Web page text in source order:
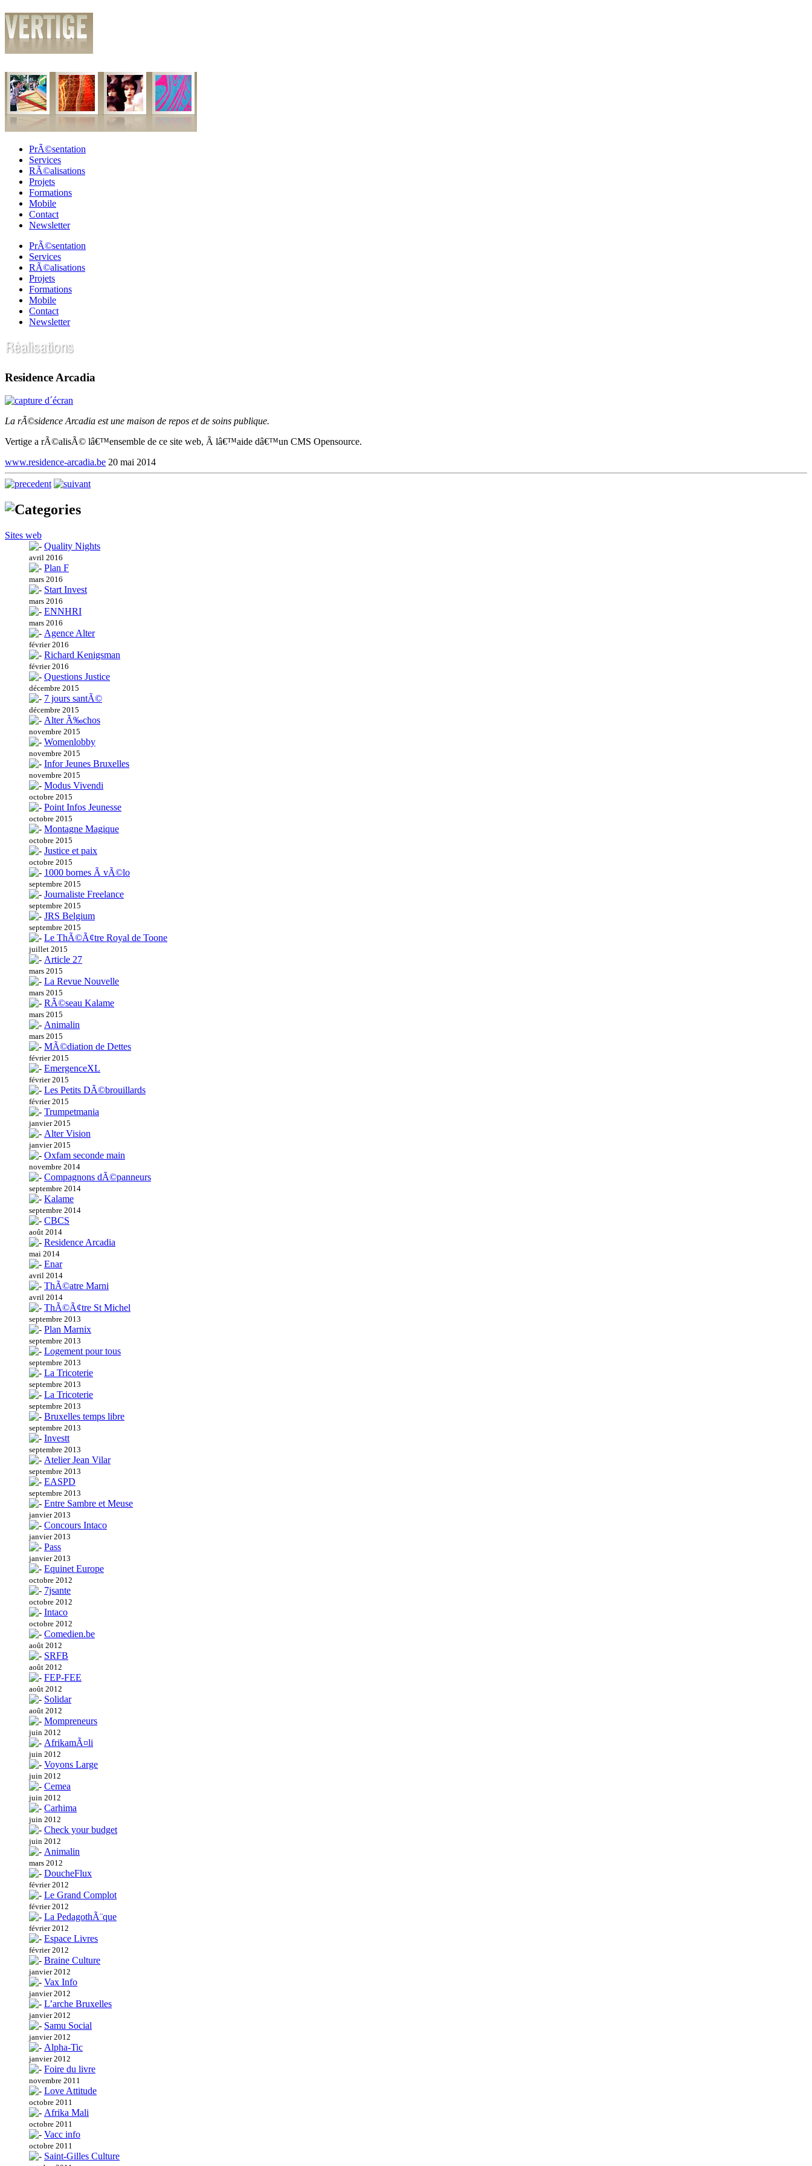
PrÃ©sentation
Services
RÃ©alisations
Projets
Formations
Mobile
Contact
Newsletter
PrÃ©sentation
Services
RÃ©alisations
Projets
Formations
Mobile
Contact
Newsletter
Residence Arcadia
La rÃ©sidence Arcadia est une maison de repos et de soins publique.
Vertige a rÃ©alisÃ© lâ€™ensemble de ce site web, Ã lâ€™aide dâ€™un CMS Opensource.
www.residence-arcadia.be 20 mai 2014
Sites web
Quality Nights
avril 2016
Plan F
mars 2016
Start Invest
mars 2016
ENNHRI
mars 2016
Agence Alter
février 2016
Richard Kenigsman
février 2016
Questions Justice
décembre 2015
7 jours santÃ©
décembre 2015
Alter Ã‰chos
novembre 2015
Womenlobby
novembre 2015
Infor Jeunes Bruxelles
novembre 2015
Modus Vivendi
octobre 2015
Point Infos Jeunesse
octobre 2015
Montagne Magique
octobre 2015
Justice et paix
octobre 2015
1000 bornes Ã vÃ©lo
septembre 2015
Journaliste Freelance
septembre 2015
JRS Belgium
septembre 2015
Le ThÃ©Ã¢tre Royal de Toone
juillet 2015
Article 27
mars 2015
La Revue Nouvelle
mars 2015
RÃ©seau Kalame
mars 2015
Animalin
mars 2015
MÃ©diation de Dettes
février 2015
EmergenceXL
février 2015
Les Petits DÃ©brouillards
février 2015
Trumpetmania
janvier 2015
Alter Vision
janvier 2015
Oxfam seconde main
novembre 2014
Compagnons dÃ©panneurs
septembre 2014
Kalame
septembre 2014
CBCS
août 2014
Residence Arcadia
mai 2014
Enar
avril 2014
ThÃ©atre Marni
avril 2014
ThÃ©Ã¢tre St Michel
septembre 2013
Plan Marnix
septembre 2013
Logement pour tous
septembre 2013
La Tricoterie
septembre 2013
La Tricoterie
septembre 2013
Bruxelles temps libre
septembre 2013
Investt
septembre 2013
Atelier Jean Vilar
septembre 2013
EASPD
septembre 2013
Entre Sambre et Meuse
janvier 2013
Concours Intaco
janvier 2013
Pass
janvier 2013
Equinet Europe
octobre 2012
7jsante
octobre 2012
Intaco
octobre 2012
Comedien.be
août 2012
SRFB
août 2012
FEP-FEE
août 2012
Solidar
août 2012
Mompreneurs
juin 2012
AfrikamÃ¤li
juin 2012
Voyons Large
juin 2012
Cemea
juin 2012
Carhima
juin 2012
Check your budget
juin 2012
Animalin
mars 2012
DoucheFlux
février 2012
Le Grand Complot
février 2012
La PedagothÃ¨que
février 2012
Espace Livres
février 2012
Braine Culture
janvier 2012
Vax Info
janvier 2012
L’arche Bruxelles
janvier 2012
Samu Social
janvier 2012
Alpha-Tic
janvier 2012
Foire du livre
novembre 2011
Love Attitude
octobre 2011
Afrika Mali
octobre 2011
Vacc info
octobre 2011
Saint-Gilles Culture